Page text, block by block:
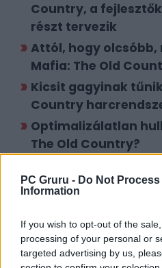
PC Gruru - Do Not Process
Information
If you wish to opt-out of the
processing of your personal or
targeted advertising by us,
Country, a
részt tervezik
Attól, hogy olcsóbb,
Mafia: The Old
Kicsit gagyinak
Country
Optimalizálatlan
The Old Country?
A Mafia: The Old
lófejet küldenél a
Nem lehetetlen!
Szinte
szétbombázzák a